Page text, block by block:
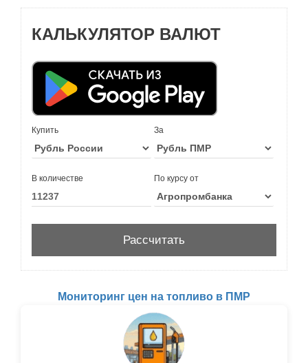
КАЛЬКУЛЯТОР ВАЛЮТ
Купить За
В количестве По курсу от
Мониторинг цен на топливо в ПМР